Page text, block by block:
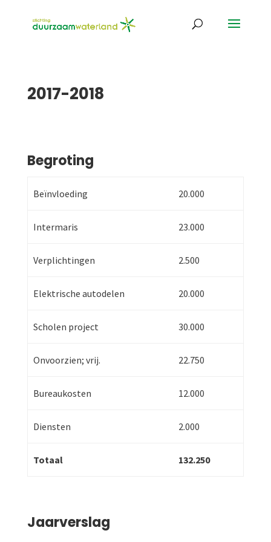
2017-2018
Begroting
Beïnvloeding 20.000
Intermaris 23.000
Verplichtingen 2.500
Elektrische autodelen 20.000
Scholen project 30.000
Onvoorzien; vrij. 22.750
Bureaukosten 12.000
Diensten 2.000
Totaal 132.250
Jaarverslag